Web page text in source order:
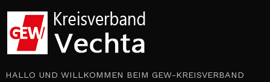
HALLO UND WILLKOMMEN BEIM GEW-KREISVERBAND